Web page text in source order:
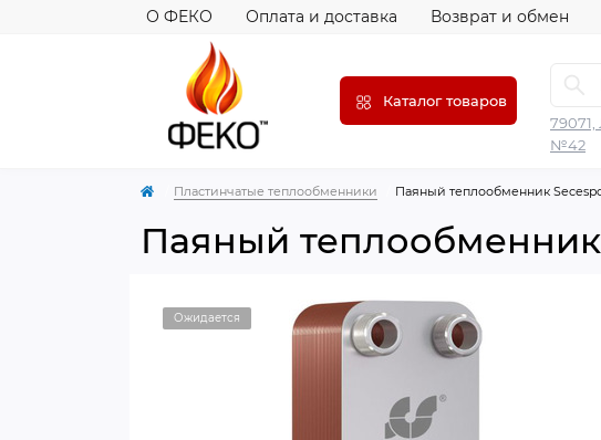
О ФЕКО Оплата и доставка Возврат и обмен
Каталог товаров
№42
Пластинчатые теплообменники Паяный теплообменник Secespol
Паяный теплообменник
Ожидается